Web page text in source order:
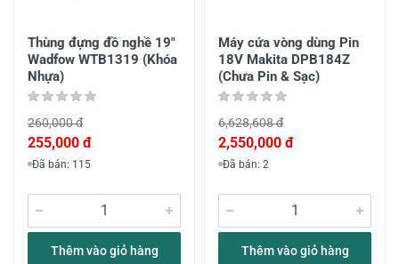
Thùng đựng đồ nghề 19"
Wadfow WTB1319 (Khóa
Nhựa)
260,000 đ
255,000 đ
Đã bán: 115
Thêm vào giỏ hàng
Máy cứa vòng dùng Pin
18V Makita DPB184Z
(Chưa Pin & Sạc)
6,628,608 đ
2,550,000 đ
Đã bán: 2
Thêm vào giỏ hàng